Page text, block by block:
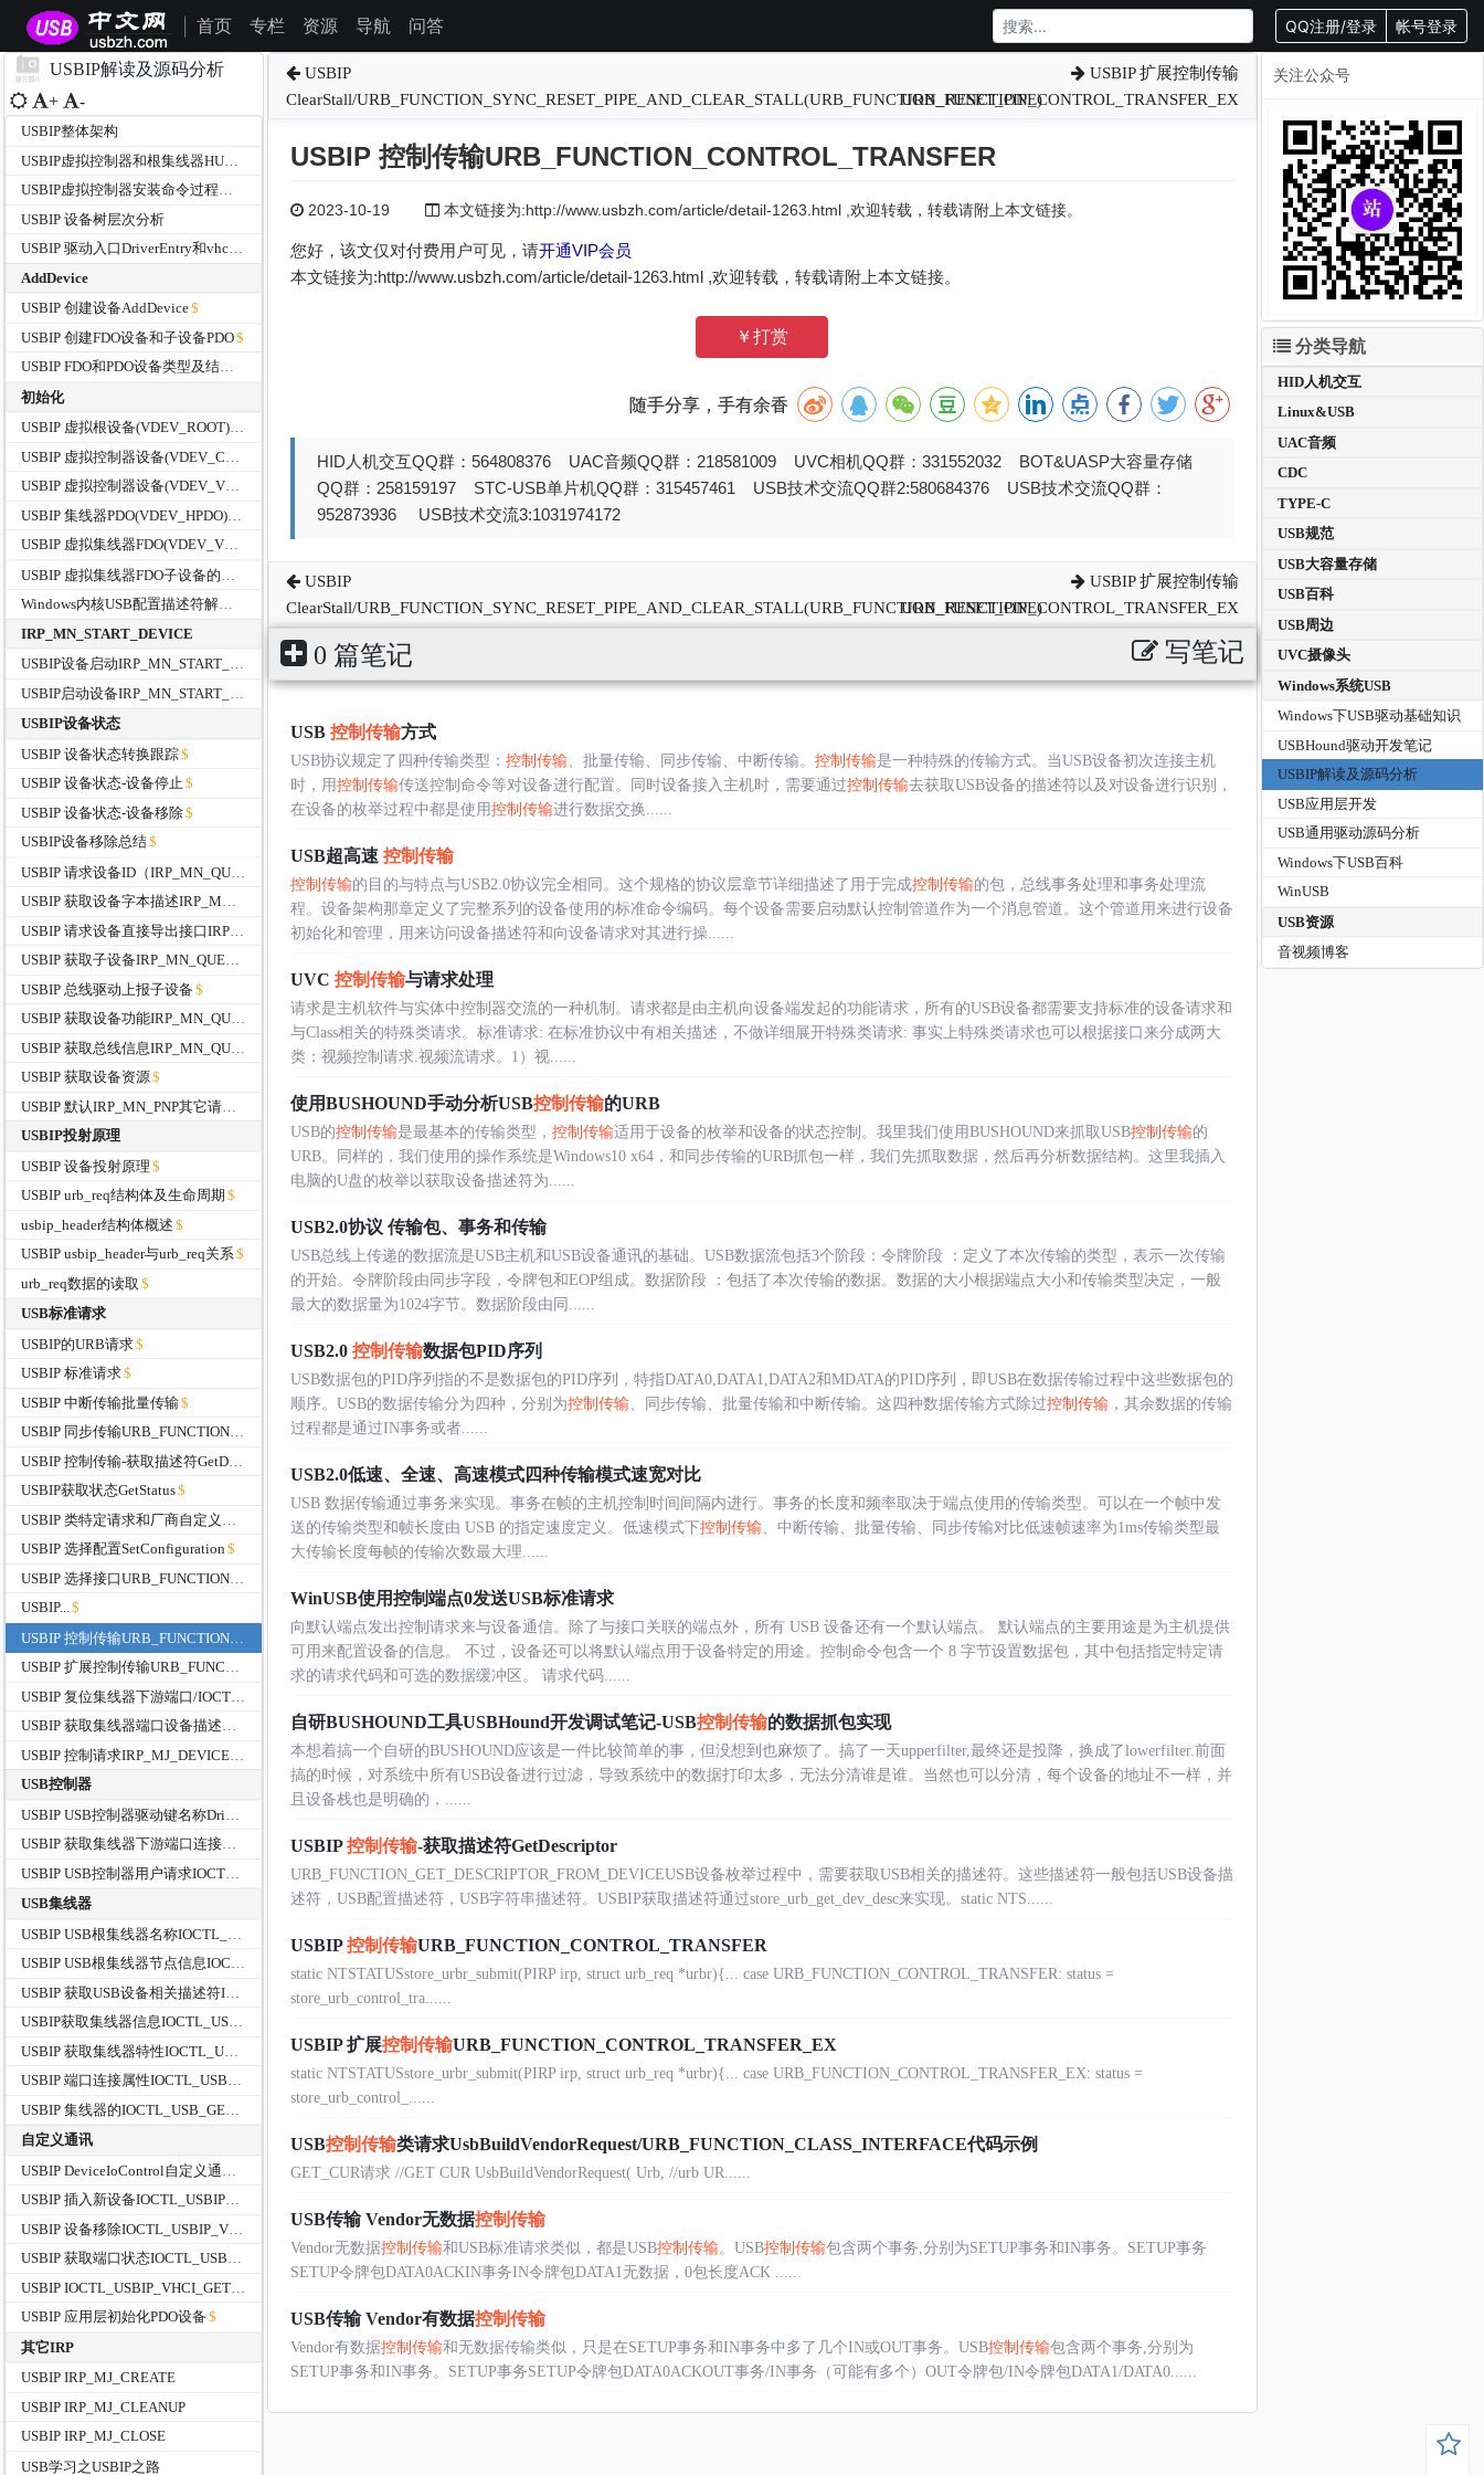
首页 专栏 资源 导航 问答 QQ注册/登录 帐号登录
USBIP解读及源码分析
+ -
USBIP整体架构
USBIP虚拟控制器安装命令过程分析
USBIP 设备树层次分析
USBIP 驱动入口DriverEntry和vhci_driverUnload函数
AddDevice
USBIP 创建设备AddDevice
USBIP 创建FDO设备和子设备PDO
USBIP FDO和PDO设备类型及结构体大小
初始化
USBIP 虚拟根设备(VDEV_ROOT)FDO的初始化过程
USBIP 虚拟控制器设备(VDEV_VHCI)FDO的初始化过程
USBIP 虚拟集线器FDO(VDEV_VHUB )的初始化
Windows内核USB配置描述符解析函数
IRP_MN_START_DEVICE
USBIP设备启动IRP_MN_START_DEVICE
USBIP设备状态
USBIP 设备状态转换跟踪
USBIP 设备状态-设备停止
USBIP 设备状态-设备移除
USBIP设备移除总结
USBIP 获取设备字本描述IRP_MN_QUERY_DEVICE_TEXT
USBIP 获取子设备IRP_MN_QUERY_DEVICE_RELATIONS
USBIP 总线驱动上报子设备
USBIP 获取设备功能IRP_MN_QUERY_CAPABILITIES
USBIP 获取设备资源
USBIP投射原理
USBIP 设备投射原理
USBIP urb_req结构体及生命周期
usbip_header结构体概述
USBIP usbip_header与urb_req关系
urb_req数据的读取
USB标准请求
USBIP的URB请求
USBIP 标准请求
USBIP 中断传输批量传输
USBIP 同步传输URB_FUNCTION_ISOCH_TRANSFER
USBIP获取状态GetStatus
USBIP 选择配置SetConfiguration
USBIP...
USBIP 扩展控制传输URB_FUNCTION_CONTROL_TRANSFER_EX
USBIP 获取集线器端口设备描述符IOCTL_USB_GET_DESCRIPTOR_FROM_NODE_CONNECTION
USB控制器
USBIP 获取集线器下游端口连接信息IOCTL_USB_GET_NODE_CONNECTION_INFORMATION
USB集线器
USBIP USB根集线器节点信息IOCTL_USB_GET_NODE_INFORMATION
USBIP获取集线器信息IOCTL_USB_GET_HUB_INFORMATION_EX
USBIP 端口连接属性IOCTL_USB_GET_PORT_CONNECTOR_PROPERTIES
自定义通讯
USBIP 插入新设备IOCTL_USBIP_VHCI_PLUGIN_HARDWARE
USBIP 获取端口状态IOCTL_USBIP_VHCI_GET_PORTS_STATUS
USBIP 应用层初始化PDO设备
其它IRP
USBIP IRP_MJ_CREATE
USBIP IRP_MJ_CLEANUP
USBIP IRP_MJ_CLOSE
USB学习之USBIP之路
USBIP
ClearStall/URB_FUNCTION_SYNC_RESET_PIPE_AND_CLEAR_STALL(URB_FUNCTION_RESET_PIPE)
USBIP 扩展控制传输
URB_FUNCTION_CONTROL_TRANSFER_EX
USBIP 控制传输URB_FUNCTION_CONTROL_TRANSFER
2023-10-19 本文链接为:http://www.usbzh.com/article/detail-1263.html ,欢迎转载，转载请附上本文链接。
您好，该文仅对付费用户可见，请开通VIP会员
本文链接为:http://www.usbzh.com/article/detail-1263.html ,欢迎转载，转载请附上本文链接。
￥打赏
随手分享，手有余香
HID人机交互QQ群：564808376 UAC音频QQ群：218581009 UVC相机QQ群：331552032 BOT&UASP大容量存储
QQ群：258159197 STC-USB单片机QQ群：315457461 USB技术交流QQ群2:580684376 USB技术交流QQ群：
952873936 USB技术交流3:1031974172
USBIP
ClearStall/URB_FUNCTION_SYNC_RESET_PIPE_AND_CLEAR_STALL(URB_FUNCTION_RESET_PIPE)
USBIP 扩展控制传输
URB_FUNCTION_CONTROL_TRANSFER_EX
0 篇笔记 写笔记
USB 控制传输方式
USB协议规定了四种传输类型： 控制传输、批量传输、同步传输、中断传输。 控制传输是一种特殊的传输方式。当USB设备初次连接主机
时，用控制传输传送控制命令等对设备进行配置。同时设备接入主机时，需要通过控制传输去获取USB设备的描述符以及对设备进行识别，
在设备的枚举过程中都是使用控制传输进行数据交换......
USB超高速 控制传输
控制传输的目的与特点与USB2.0协议完全相同。这个规格的协议层章节详细描述了用于完成控制传输的包，总线事务处理和事务处理流
程。设备架构那章定义了完整系列的设备使用的标准命令编码。每个设备需要启动默认控制管道作为一个消息管道。这个管道用来进行设备
初始化和管理，用来访问设备描述符和向设备请求对其进行操......
UVC 控制传输与请求处理
请求是主机软件与实体中控制器交流的一种机制。请求都是由主机向设备端发起的功能请求，所有的USB设备都需要支持标准的设备请求和
与Class相关的特殊类请求。标准请求: 在标准协议中有相关描述，不做详细展开特殊类请求: 事实上特殊类请求也可以根据接口来分成两大
类：视频控制请求.视频流请求。1）视......
使用BUSHOUND手动分析USB控制传输的URB
USB的控制传输是最基本的传输类型， 控制传输适用于设备的枚举和设备的状态控制。我里我们使用BUSHOUND来抓取USB控制传输的
URB。同样的，我们使用的操作系统是Windows10 x64，和同步传输的URB抓包一样，我们先抓取数据，然后再分析数据结构。这里我插入
电脑的U盘的枚举以获取设备描述符为......
USB2.0协议 传输包、事务和传输
USB总线上传递的数据流是USB主机和USB设备通讯的基础。USB数据流包括3个阶段：令牌阶段 ：定义了本次传输的类型，表示一次传输
的开始。令牌阶段由同步字段，令牌包和EOP组成。数据阶段 ：包括了本次传输的数据。数据的大小根据端点大小和传输类型决定，一般
最大的数据量为1024字节。数据阶段由同......
USB2.0 控制传输数据包PID序列
USB数据包的PID序列指的不是数据包的PID序列，特指DATA0,DATA1,DATA2和MDATA的PID序列，即USB在数据传输过程中这些数据包的
顺序。USB的数据传输分为四种，分别为控制传输、同步传输、批量传输和中断传输。这四种数据传输方式除过控制传输，其余数据的传输
过程都是通过IN事务或者......
USB2.0低速、全速、高速模式四种传输模式速宽对比
USB 数据传输通过事务来实现。事务在帧的主机控制时间间隔内进行。事务的长度和频率取决于端点使用的传输类型。可以在一个帧中发
送的传输类型和帧长度由 USB 的指定速度定义。低速模式下控制传输、中断传输、批量传输、同步传输对比低速帧速率为1ms传输类型最
大传输长度每帧的传输次数最大理......
WinUSB使用控制端点0发送USB标准请求
向默认端点发出控制请求来与设备通信。除了与接口关联的端点外，所有 USB 设备还有一个默认端点。 默认端点的主要用途是为主机提供
可用来配置设备的信息。 不过，设备还可以将默认端点用于设备特定的用途。控制命令包含一个 8 字节设置数据包，其中包括指定特定请
求的请求代码和可选的数据缓冲区。 请求代码......
自研BUSHOUND工具USBHound开发调试笔记-USB控制传输的数据抓包实现
本想着搞一个自研的BUSHOUND应该是一件比较简单的事，但没想到也麻烦了。搞了一天upperfilter,最终还是投降，换成了lowerfilter.前面
搞的时候，对系统中所有USB设备进行过滤，导致系统中的数据打印太多，无法分清谁是谁。当然也可以分清，每个设备的地址不一样，并
且设备栈也是明确的，......
USBIP控制传输-获取描述符GetDescriptor
URB_FUNCTION_GET_DESCRIPTOR_FROM_DEVICEUSB设备枚举过程中，需要获取USB相关的描述符。这些描述符一般包括USB设备描
述符，USB配置描述符，USB字符串描述符。USBIP获取描述符通过store_urb_get_dev_desc来实现。static NTS......
USBIP控制传输URB_FUNCTION_CONTROL_TRANSFER
static NTSTATUSstore_urbr_submit(PIRP irp, struct urb_req *urbr){... case URB_FUNCTION_CONTROL_TRANSFER: status =
store_urb_control_tra......
USBIP 扩展控制传输URB_FUNCTION_CONTROL_TRANSFER_EX
static NTSTATUSstore_urbr_submit(PIRP irp, struct urb_req *urbr){... case URB_FUNCTION_CONTROL_TRANSFER_EX: status =
store_urb_control_......
USB控制传输类请求UsbBuildVendorRequest/URB_FUNCTION_CLASS_INTERFACE代码示例
GET_CUR请求 //GET CUR UsbBuildVendorRequest( Urb, //urb UR......
USB传输 Vendor无数据控制传输
Vendor无数据控制传输和USB标准请求类似，都是USB控制传输。USB控制传输包含两个事务,分别为SETUP事务和IN事务。SETUP事务
SETUP令牌包DATA0ACKIN事务IN令牌包DATA1无数据，0包长度ACK ......
USB传输 Vendor有数据控制传输
Vendor有数据控制传输和无数据传输类似，只是在SETUP事务和IN事务中多了几个IN或OUT事务。USB控制传输包含两个事务,分别为
SETUP事务和IN事务。SETUP事务SETUP令牌包DATA0ACKOUT事务/IN事务（可能有多个）OUT令牌包/IN令牌包DATA1/DATA0......
关注公众号
分类导航
HID人机交互
Linux&USB
UAC音频
CDC
TYPE-C
USB规范
USB大容量存储
USB百科
USB周边
UVC摄像头
Windows系统USB
Windows下USB驱动基础知识
USBHound驱动开发笔记
USBIP解读及源码分析
USB应用层开发
USB通用驱动源码分析
Windows下USB百科
WinUSB
USB资源
音视频博客